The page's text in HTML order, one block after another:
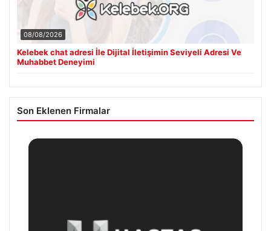
08/08/2026
Kelebek chat adresi İle Dijital İletişimin Seviyeli Adresi Ve
Muhabbet Deneyimi
Son Eklenen Firmalar